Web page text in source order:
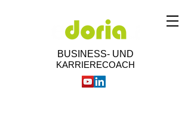
BUSINESS- UND
KARRIERECOACH